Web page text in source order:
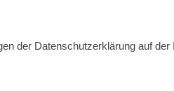
der Datenschutzerklärung auf